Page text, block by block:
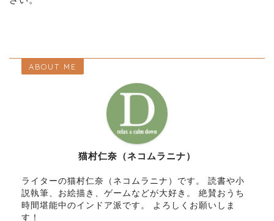
ABOUT ME
猫村仁奈（ネコムラニナ）
ライターの猫村仁奈（ネコムラニナ）です。 読書や小
説執筆、お絵描き、ゲームなどが大好き。 絶賛おうち
時間堪能中のインドア派です。 よろしくお願いしま
す！